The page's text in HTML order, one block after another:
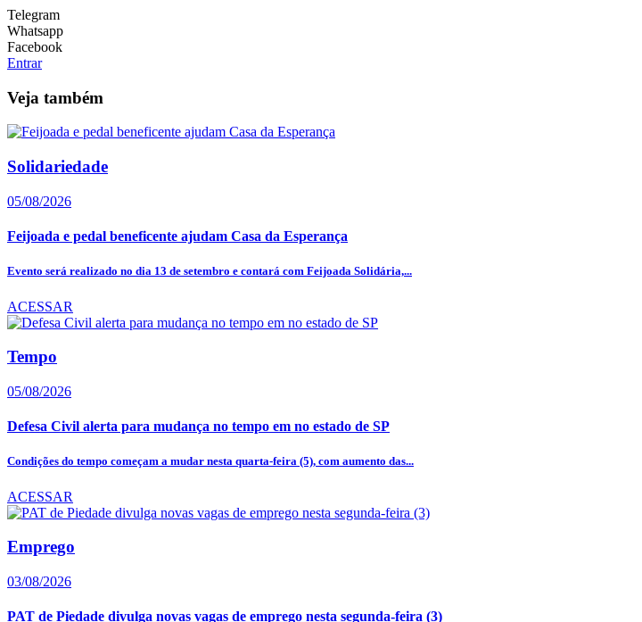
Telegram
Whatsapp
Facebook
Entrar
Veja também
Solidariedade
05/08/2026
Feijoada e pedal beneficente ajudam Casa da Esperança
Evento será realizado no dia 13 de setembro e contará com Feijoada Solidária,...
ACESSAR
Tempo
05/08/2026
Defesa Civil alerta para mudança no tempo em no estado de SP
Condições do tempo começam a mudar nesta quarta-feira (5), com aumento das...
ACESSAR
Emprego
03/08/2026
PAT de Piedade divulga novas vagas de emprego nesta segunda-feira (3)